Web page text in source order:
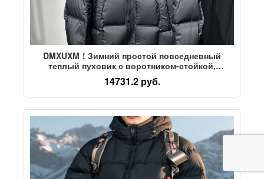
DMXUXM！Зимний простой повседневный
теплый пуховик с воротником-стойкой,
мужской свободный пуховик на белом утином
пуху, мужская одежда
14731.2 руб.